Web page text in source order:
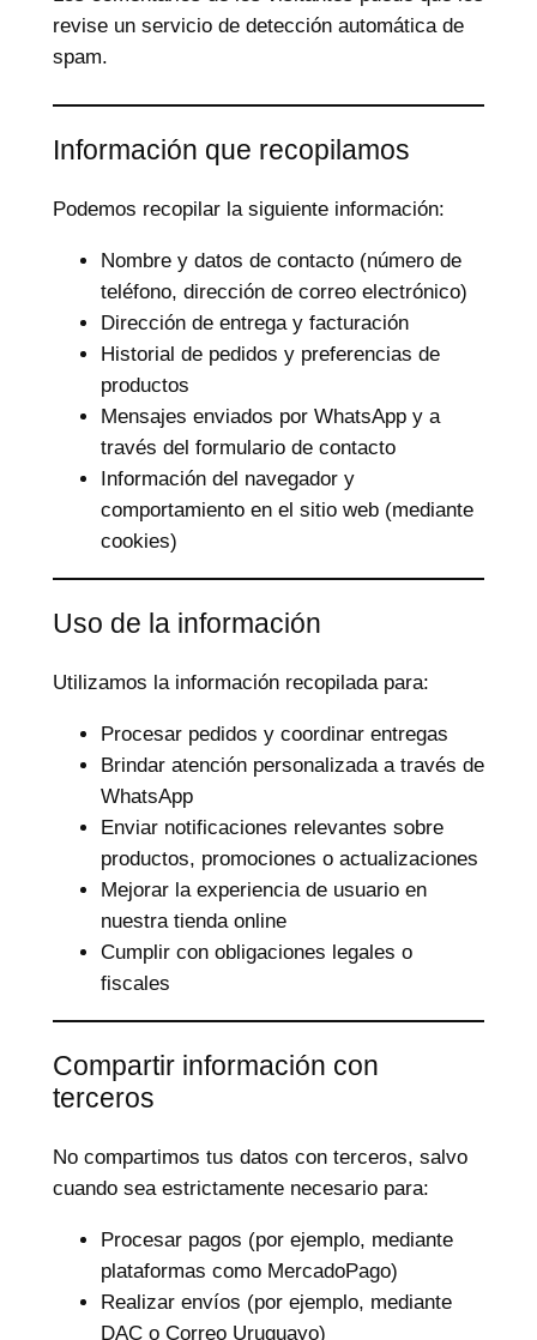
revise un servicio de detección automática de
spam.
Información que recopilamos
Podemos recopilar la siguiente información:
Nombre y datos de contacto (número de
teléfono, dirección de correo electrónico)
Dirección de entrega y facturación
Historial de pedidos y preferencias de
productos
Mensajes enviados por WhatsApp y a
través del formulario de contacto
Información del navegador y
comportamiento en el sitio web (mediante
cookies)
Uso de la información
Utilizamos la información recopilada para:
Procesar pedidos y coordinar entregas
Brindar atención personalizada a través de
WhatsApp
Enviar notificaciones relevantes sobre
productos, promociones o actualizaciones
Mejorar la experiencia de usuario en
nuestra tienda online
Cumplir con obligaciones legales o
fiscales
Compartir información con
terceros
No compartimos tus datos con terceros, salvo
cuando sea estrictamente necesario para:
Procesar pagos (por ejemplo, mediante
plataformas como MercadoPago)
Realizar envíos (por ejemplo, mediante
DAC o Correo Uruguayo)